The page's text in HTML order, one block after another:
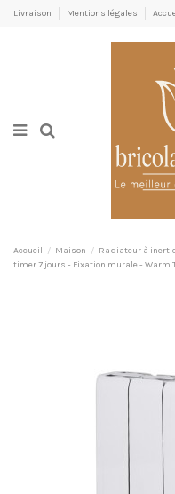
Livraison Mentions légales
Accueil Maison
Radiateur à
timer 7 jours - Fixation murale - Warm